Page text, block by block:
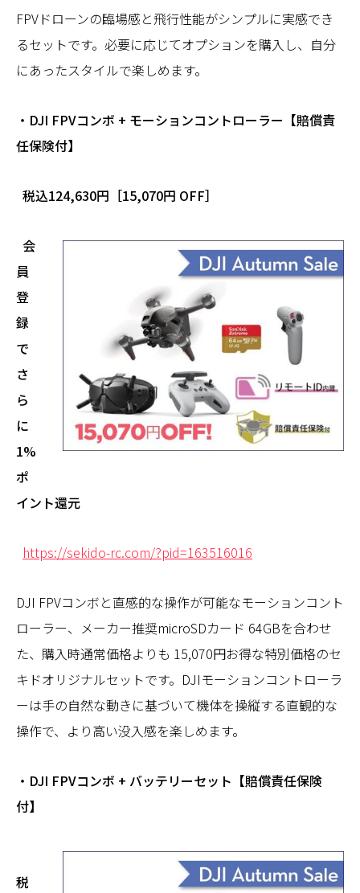
FPVドローンの臨場感と飛行性能がシンプルに実感でき
るセットです。必要に応じてオプションを購入し、自分
にあったスタイルで楽しめます。
・DJI FPVコンボ + モーションコントローラー【賠償責
任保険付】
税込124,630円［15,070円 OFF］
会
員
登
録
で
さ
ら
に
1%
ポ
イント還元
https://sekido-rc.com/?pid=163516016
DJI FPVコンボと直感的な操作が可能なモーションコント
ローラー、メーカー推奨microSDカード 64GBを合わせ
た、購入時通常価格よりも 15,070円お得な特別価格のセ
キドオリジナルセットです。DJIモーションコントローラ
ーは手の自然な動きに基づいて機体を操縦する直観的な
操作で、より高い没入感を楽しめます。
・DJI FPVコンボ + バッテリーセット【賠償責任保険
付】
税